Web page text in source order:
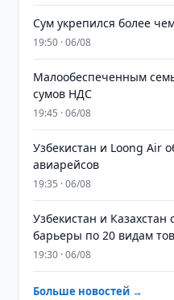
Сум укрепился более
19:50 · 06/08
Малообеспеченным
сумов НДС
19:45 · 06/08
Узбекистан и Loong Air
авиарейсов
19:35 · 06/08
Узбекистан и
барьеры по 20 видам
19:30 · 06/08
Больше новостей →